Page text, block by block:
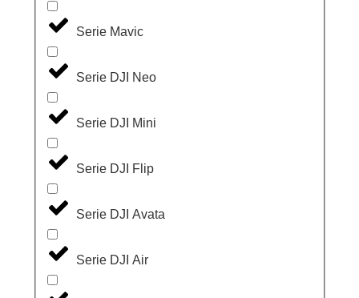
Serie Mavic
Serie DJI Neo
Serie DJI Mini
Serie DJI Flip
Serie DJI Avata
Serie DJI Air